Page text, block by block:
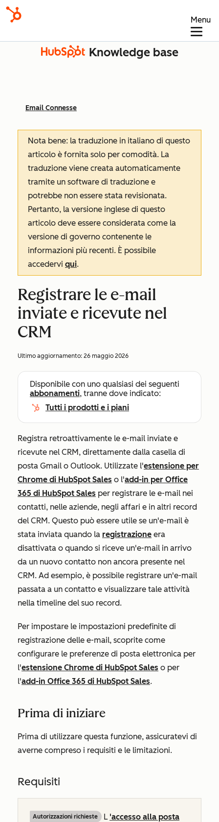
Menu
Knowledge base
Email Connesse
Nota bene: la traduzione in italiano di questo
articolo è fornita solo per comodità. La
traduzione viene creata automaticamente
tramite un software di traduzione e
potrebbe non essere stata revisionata.
Pertanto, la versione inglese di questo
articolo deve essere considerata come la
versione di governo contenente le
informazioni più recenti. È possibile
accedervi qui.
Registrare le e-mail
inviate e ricevute nel
CRM
Ultimo aggiornamento: 26 maggio 2026
Disponibile con uno qualsiasi dei seguenti
abbonamenti, tranne dove indicato:
Tutti i prodotti e i piani
Registra retroattivamente le e-mail inviate e
ricevute nel CRM, direttamente dalla casella di
posta Gmail o Outlook. Utilizzate l'estensione per
Chrome di HubSpot Sales o l'add-in per Office
365 di HubSpot Sales per registrare le e-mail nei
contatti, nelle aziende, negli affari e in altri record
del CRM. Questo può essere utile se un'e-mail è
stata inviata quando la registrazione era
disattivata o quando si riceve un'e-mail in arrivo
da un nuovo contatto non ancora presente nel
CRM. Ad esempio, è possibile registrare un'e-mail
passata a un contatto e visualizzare tale attività
nella timeline del suo record.
Per impostare le impostazioni predefinite di
registrazione delle e-mail, scoprite come
configurare le preferenze di posta elettronica per
l'estensione Chrome di HubSpot Sales o per
l'add-in Office 365 di HubSpot Sales.
Prima di iniziare
Prima di utilizzare questa funzione, assicuratevi di
averne compreso i requisiti e le limitazioni.
Requisiti
Autorizzazioni richieste L 'accesso alla posta